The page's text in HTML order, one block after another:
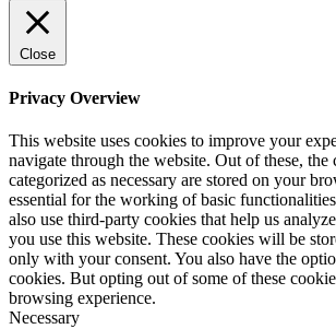
Close
Privacy Overview
This website uses cookies to improve your
navigate through the website. Out of these, the
categorized as necessary are stored on your
essential for the working of basic
also use third-party cookies that help us
you use this website. These cookies will be
only with your consent. You also have the
cookies. But opting out of some of these
browsing experience.
Necessary